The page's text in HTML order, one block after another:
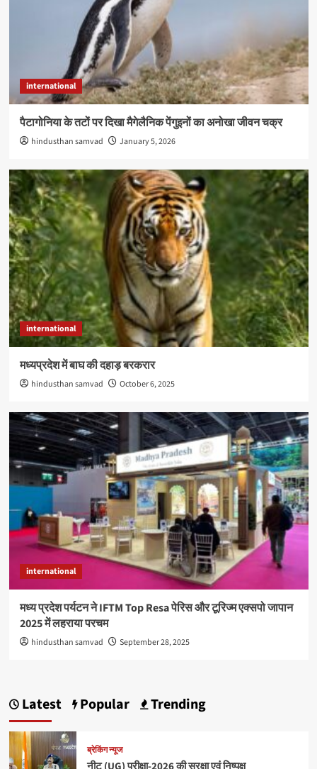
international
पैटागोनिया के तटों पर दिखा मैगेलैनिक पेंगुइनों का अनोखा जीवन चक्र
hindusthan samvad January 5, 2026
international
मध्यप्रदेश में बाघ की दहाड़ बरकरार
hindusthan samvad October 6, 2025
international
मध्य प्रदेश पर्यटन ने IFTM Top Resa पेरिस और टूरिज्म एक्सपो जापान
2025 में लहराया परचम
hindusthan samvad September 28, 2025
Latest Popular Trending
ब्रेकिंग न्यूज